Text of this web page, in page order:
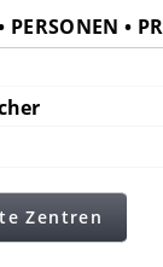
•
Zentren